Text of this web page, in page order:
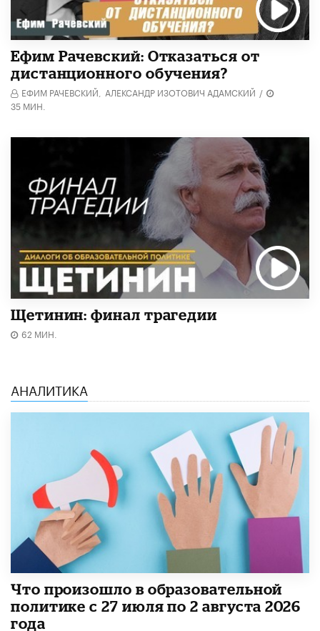
Ефим Рачевский: Отказаться от
дистанционного обучения?
ЕФИМ РАЧЕВСКИЙ, АЛЕКСАНДР ИЗОТОВИЧ АДАМСКИЙ /
35 МИН.
Щетинин: финал трагедии
62 МИН.
АНАЛИТИКА
​Что произошло в образовательной
политике с 27 июля по 2 августа 2026
года